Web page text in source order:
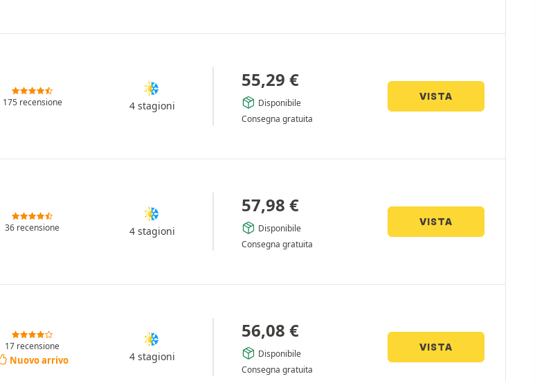
175 recensione 4 stagioni
55,29 €
Disponibile
Consegna gratuita
VISTA
36 recensione 4 stagioni
57,98 €
Disponibile
Consegna gratuita
VISTA
17 recensione
Nuovo arrivo 4 stagioni
56,08 €
Disponibile
Consegna gratuita
VISTA